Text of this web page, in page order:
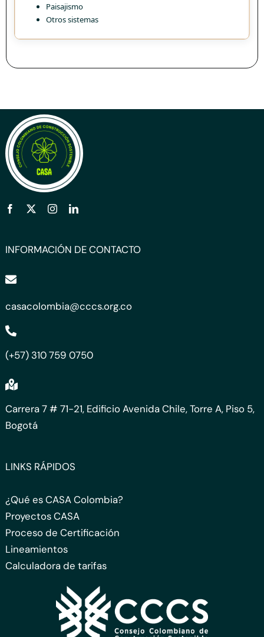
Paisajismo
Otros sistemas
INFORMACIÓN DE CONTACTO
casacolombia@cccs.org.co
(+57) 310 759 0750
Carrera 7 # 71-21, Edificio Avenida Chile, Torre A, Piso 5,
Bogotá
LINKS RÁPIDOS
¿Qué es CASA Colombia?
Proyectos CASA
Proceso de Certificación
Lineamientos
Calculadora de tarifas